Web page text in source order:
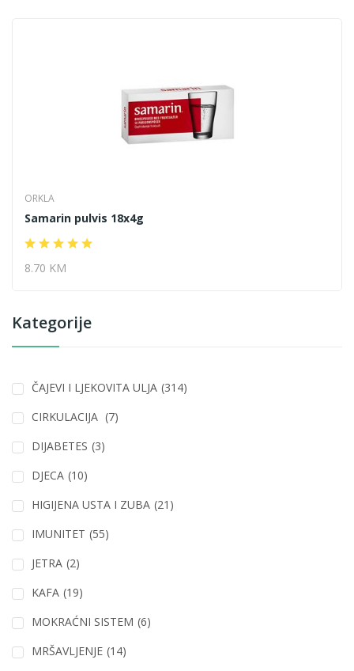
ORKLA
Samarin pulvis 18x4g
8.70 KM
Kategorije
ČAJEVI I LJEKOVITA ULJA (314)
CIRKULACIJA (7)
DIJABETES (3)
DJECA (10)
HIGIJENA USTA I ZUBA (21)
IMUNITET (55)
JETRA (2)
KAFA (19)
MOKRAĆNI SISTEM (6)
MRŠAVLJENJE (14)